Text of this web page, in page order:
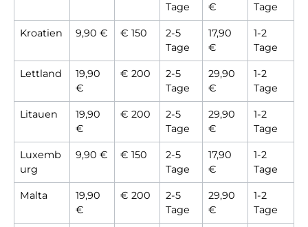
Tage
€
Tage
Kroatien 9,90 € € 150
2-5
Tage
17,90
€
1-2
Tage
Lettland
19,90
€
€ 200
2-5
Tage
29,90
€
1-2
Tage
Litauen
19,90
€
€ 200
2-5
Tage
29,90
€
1-2
Tage
Luxemb
urg
9,90 € € 150
2-5
Tage
17,90
€
1-2
Tage
Malta
19,90
€
€ 200
2-5
Tage
29,90
€
1-2
Tage